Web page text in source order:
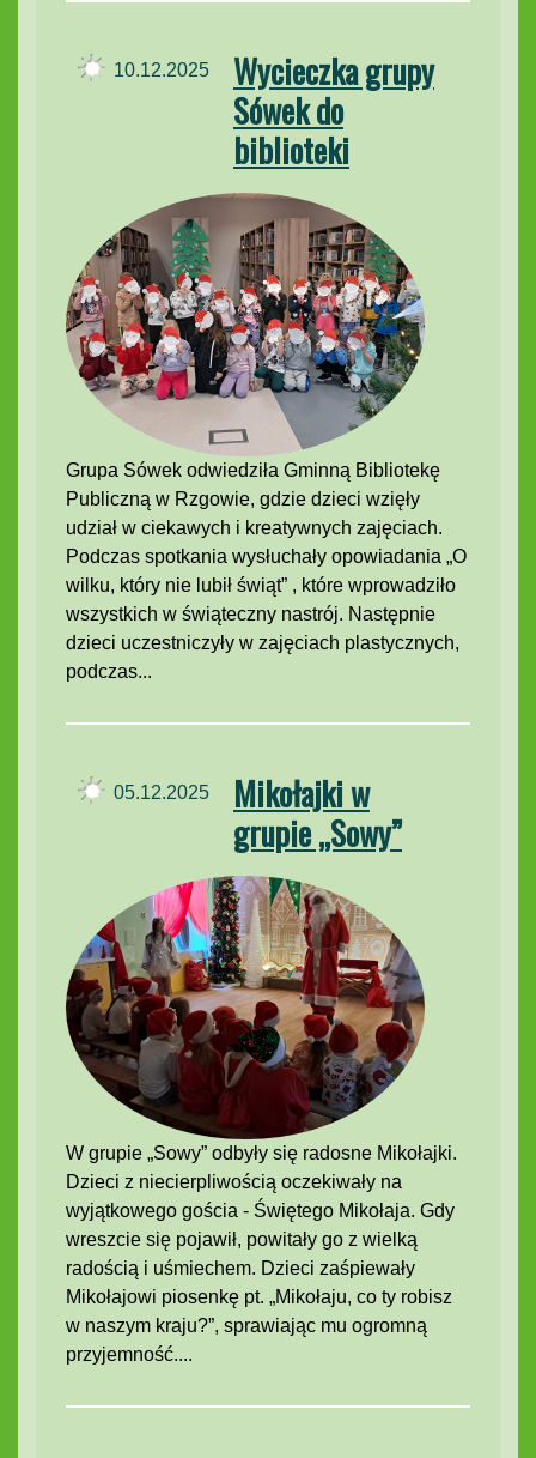
Wycieczka grupy
Sówek do
biblioteki
10.12.2025
Grupa Sówek odwiedziła Gminną Bibliotekę
Publiczną w Rzgowie, gdzie dzieci wzięły
udział w ciekawych i kreatywnych zajęciach.
Podczas spotkania wysłuchały opowiadania „O
wilku, który nie lubił świąt” , które wprowadziło
wszystkich w świąteczny nastrój. Następnie
dzieci uczestniczyły w zajęciach plastycznych,
podczas...
Mikołajki w
grupie „Sowy”
05.12.2025
W grupie „Sowy” odbyły się radosne Mikołajki.
Dzieci z niecierpliwością oczekiwały na
wyjątkowego gościa - Świętego Mikołaja. Gdy
wreszcie się pojawił, powitały go z wielką
radością i uśmiechem. Dzieci zaśpiewały
Mikołajowi piosenkę pt. „Mikołaju, co ty robisz
w naszym kraju?”, sprawiając mu ogromną
przyjemność....